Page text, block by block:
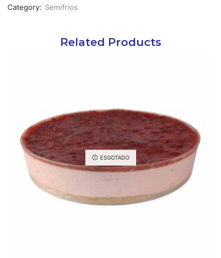
1150g
Category: Semifrios
Related Products
ESGOTADO